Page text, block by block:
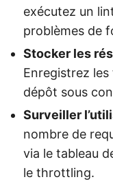
exécutez un
problèmes de
Stocker les
Enregistrez
dépôt sous
Surveiller
nombre de
via le tableau
le throttling.